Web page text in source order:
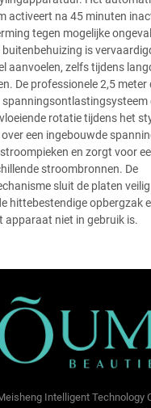
activeert na 45 minuten
tegen mogelijke
buitenbehuizing is
aanvoelen, zelfs tijdens
De professionele 2,5
rotatie tijdens het
een ingebouwde
en zorgt voor
stroombronnen. De
sluit de platen
hittebestendige opbergzak
apparaat niet in gebruik is.
Intelligent Technology